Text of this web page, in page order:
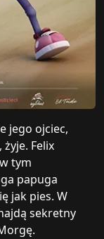
jego ojciec,
Felix
tym
papuga
jak pies. W
sekretny